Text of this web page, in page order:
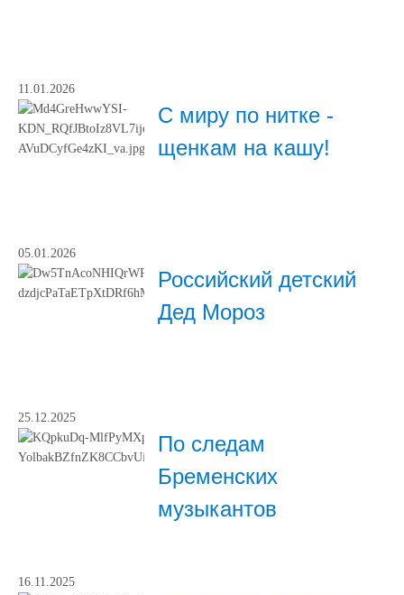
11.01.2026
С миру по нитке -
щенкам на кашу!
05.01.2026
Российский детский
Дед Мороз
25.12.2025
По следам
Бременских
музыкантов
16.11.2025